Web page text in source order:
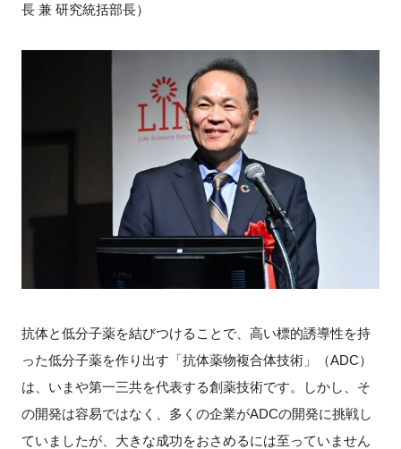
長 兼 研究統括部長）
抗体と低分子薬を結びつけることで、高い標的誘導性を持
った低分子薬を作り出す「抗体薬物複合体技術」（ADC）
は、いまや第一三共を代表する創薬技術です。しかし、そ
の開発は容易ではなく、多くの企業がADCの開発に挑戦し
ていましたが、大きな成功をおさめるには至っていません